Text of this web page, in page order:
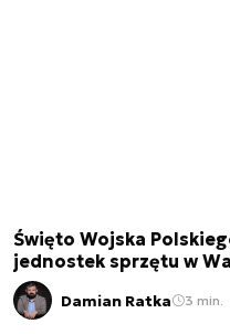
Święto Wojska
jednostek sprzętu w
Damian Ratka 3 min.